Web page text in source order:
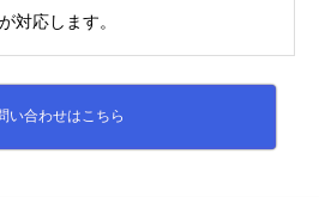
対応します。
い合わせはこちら